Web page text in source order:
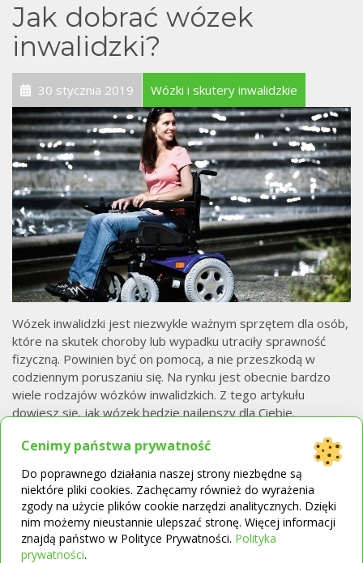
Jak dobrać wózek
inwalidzki?
30 stycznia 2019 Wózki i skutery inwalidzkie
Wózek inwalidzki jest niezwykle ważnym sprzętem dla osób,
które na skutek choroby lub wypadku utraciły sprawność
fizyczną. Powinien być on pomocą, a nie przeszkodą w
codziennym poruszaniu się. Na rynku jest obecnie bardzo
wiele rodzajów wózków inwalidzkich. Z tego artykułu
dowiesz się, jak wózek będzie najlepszy dla Ciebie.
CZYTAJ WIĘCEJ
Pieluchomajtki dla
Cenimy państwa prywatność
Do poprawnego działania naszej strony niezbędne są
niektóre pliki cookies. Zachęcamy również do wyrażenia
zgody na użycie plików cookie narzędzi analitycznych. Dzięki
nim możemy nieustannie ulepszać stronę. Więcej informacji
znajdą państwo w Polityce Prywatności. Polityka
prywatności.